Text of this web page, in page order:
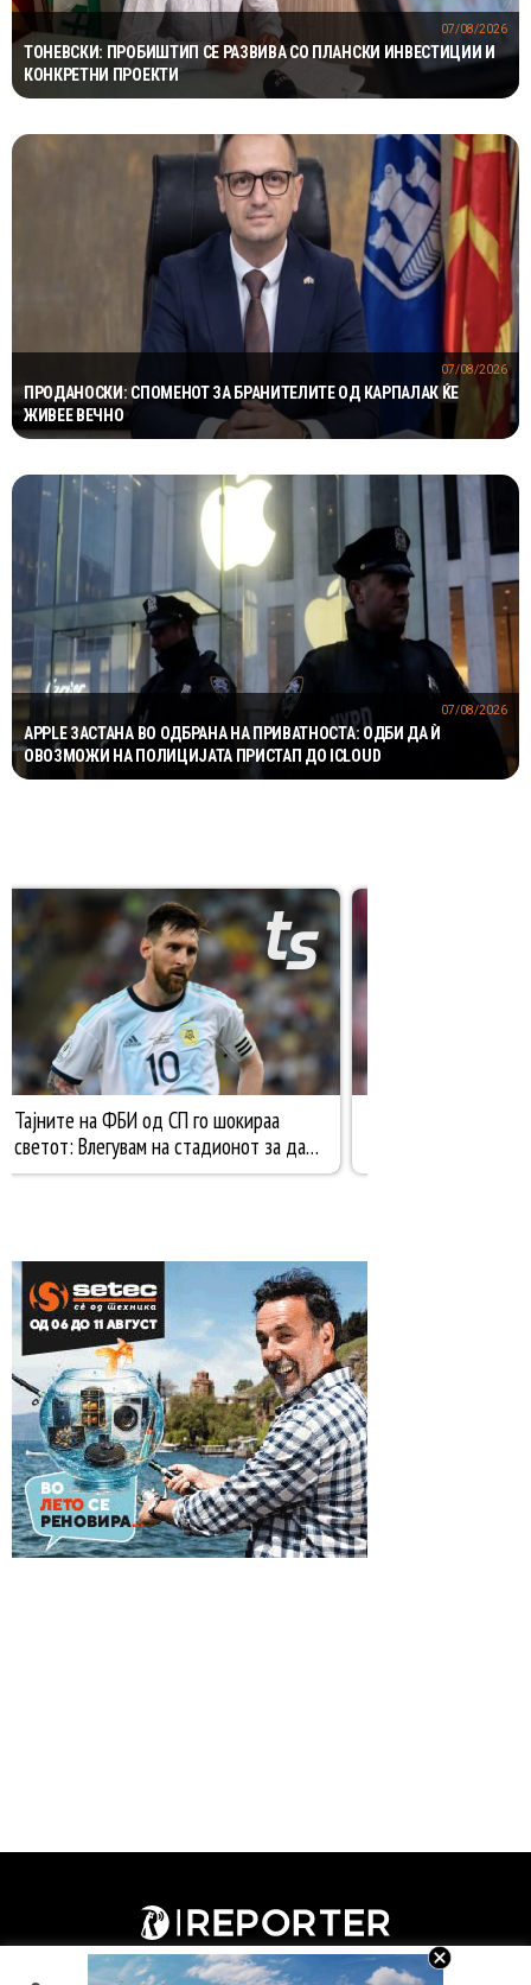
ТОНЕВСКИ: ПРОБИШТИП СЕ РАЗВИВА СО ПЛАНСКИ ИНВЕСТИЦИИ И
КОНКРЕТНИ ПРОЕКТИ
07/08/2026
ПРОДАНОСКИ: СПОМЕНОТ ЗА БРАНИТЕЛИТЕ ОД КАРПАЛАК ЌЕ
ЖИВЕЕ ВЕЧНО
07/08/2026
APPLE ЗАСТАНА ВО ОДБРАНА НА ПРИВАТНОСТА: ОДБИ ДА Ѝ
ОВОЗМОЖИ НА ПОЛИЦИЈАТА ПРИСТАП ДО ICLOUD
07/08/2026